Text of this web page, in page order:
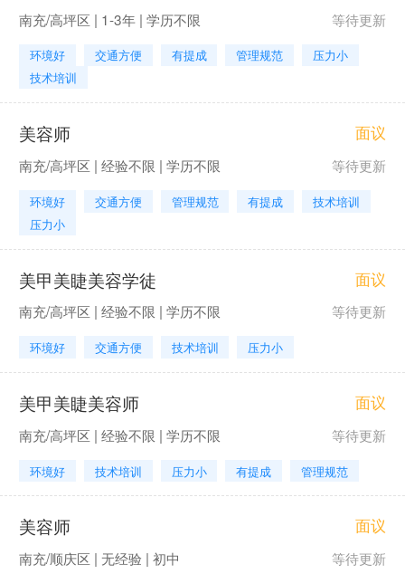
南充/高坪区 | 1-3年 | 学历不限 等待更新
环境好 交通方便 有提成 管理规范
压力小
技术培训
美容师 面议
南充/高坪区 | 经验不限 | 学历不限 等待更新
环境好 交通方便 管理规范 有提成
技术培训
压力小
美甲美睫美容学徒 面议
南充/高坪区 | 经验不限 | 学历不限 等待更新
环境好 交通方便 技术培训 压力小
美甲美睫美容师 面议
南充/高坪区 | 经验不限 | 学历不限 等待更新
环境好 技术培训 压力小 有提成 管理规范
美容师 面议
南充/顺庆区 | 无经验 | 初中 等待更新